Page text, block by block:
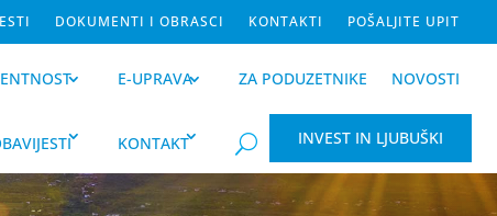
DOKUMENTI I OBRASCI KONTAKTI POŠALJITE UPIT
E-UPRAVA ZA PODUZETNIKE NOVOSTI
KONTAKT U INVEST IN LJUBUŠKI